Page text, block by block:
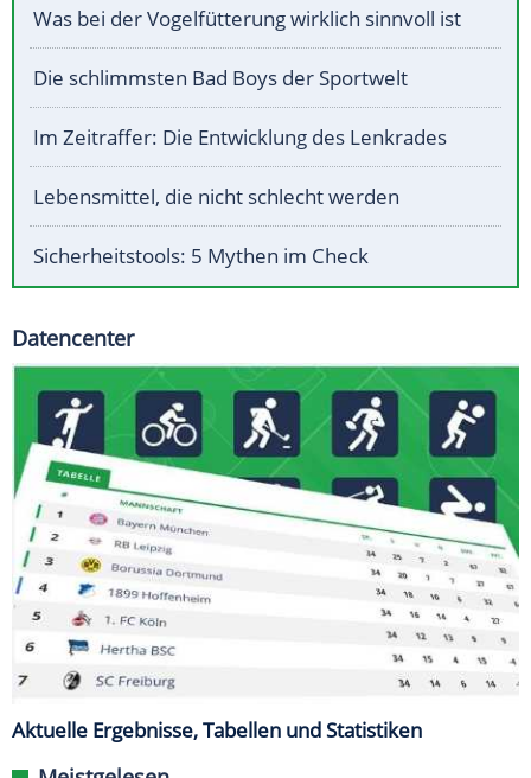
Was bei der Vogelfütterung wirklich sinnvoll ist
Die schlimmsten Bad Boys der Sportwelt
Im Zeitraffer: Die Entwicklung des Lenkrades
Lebensmittel, die nicht schlecht werden
Sicherheitstools: 5 Mythen im Check
Datencenter
Aktuelle Ergebnisse, Tabellen und Statistiken